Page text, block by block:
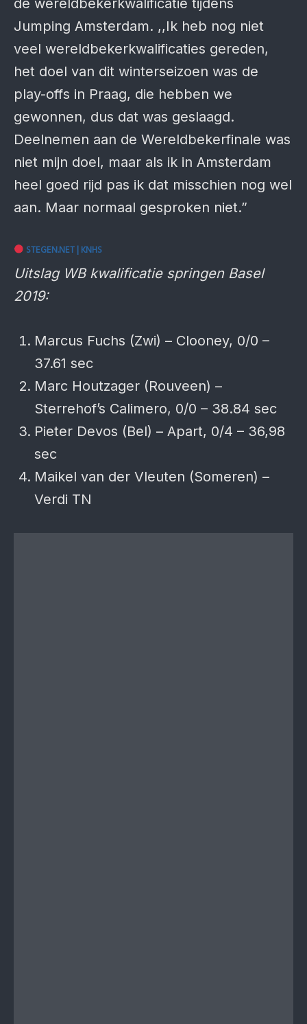
de wereldbekerkwalificatie tijdens
Jumping Amsterdam. ,,Ik heb nog niet
veel wereldbekerkwalificaties gereden,
het doel van dit winterseizoen was de
play-offs in Praag, die hebben we
gewonnen, dus dat was geslaagd.
Deelnemen aan de Wereldbekerfinale was
niet mijn doel, maar als ik in Amsterdam
heel goed rijd pas ik dat misschien nog wel
aan. Maar normaal gesproken niet.”
STEGEN.NET | KNHS
Uitslag WB kwalificatie springen Basel
2019:
Marcus Fuchs (Zwi) – Clooney, 0/0 –
37.61 sec
Marc Houtzager (Rouveen) –
Sterrehof’s Calimero, 0/0 – 38.84 sec
Pieter Devos (Bel) – Apart, 0/4 – 36,98
sec
Maikel van der Vleuten (Someren) –
Verdi TN